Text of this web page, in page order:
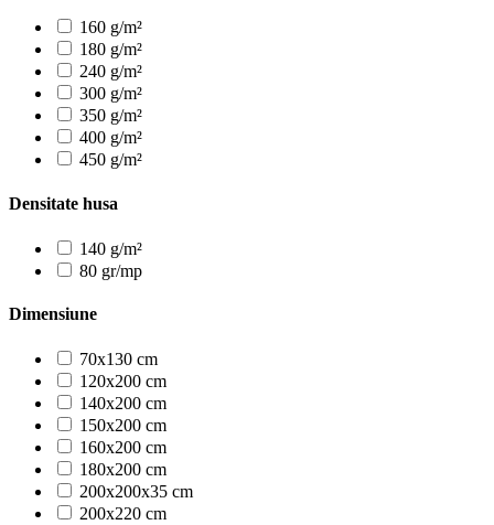
160 g/m²
180 g/m²
240 g/m²
300 g/m²
350 g/m²
400 g/m²
450 g/m²
Densitate husa
140 g/m²
80 gr/mp
Dimensiune
70x130 cm
120x200 cm
140x200 cm
150x200 cm
160x200 cm
180x200 cm
200x200x35 cm
200x220 cm